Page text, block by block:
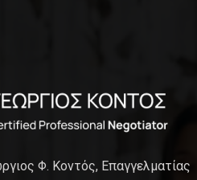
Φ. Κοντός, Επαγγελματίας